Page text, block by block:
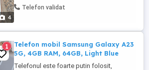
4
Telefon validat
1
Telefon mobil Samsung Galaxy A23
5G, 4GB RAM, 64GB, Light Blue
Telefonul este foarte putin folosit,